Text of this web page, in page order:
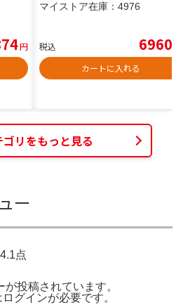
円
マイストア在庫： 4976
税込 6960
カートに入れる
ゴリをもっと見る
ー
4.1点
投稿されています。
ログインが必要です。